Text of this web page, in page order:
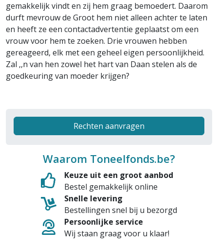
gemakkelijk vindt en zij hem graag bemoedert. Daarom
durft mevrouw de Groot hem niet alleen achter te laten
en heeft ze een contactadvertentie geplaatst om een
vrouw voor hem te zoeken. Drie vrouwen hebben
gereageerd, elk met een geheel eigen persoonlijkheid.
Zal ‚‚n van hen zowel het hart van Daan stelen als de
goedkeuring van moeder krijgen?
Rechten aanvragen
Waarom Toneelfonds.be?
Keuze uit een groot aanbod
Bestel gemakkelijk online
Snelle levering
Bestellingen snel bij u bezorgd
Persoonlijke service
Wij staan graag voor u klaar!